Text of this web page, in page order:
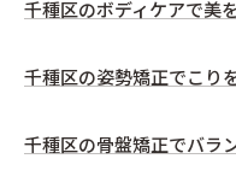
千種区のボディケアで美
千種区の姿勢矯正でこり
千種区の骨盤矯正でバラ